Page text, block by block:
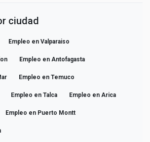
ciudad
Empleo en Valparaiso
Empleo en Antofagasta
Empleo en Temuco
Empleo en Talca Empleo en Arica
Empleo en Puerto Montt